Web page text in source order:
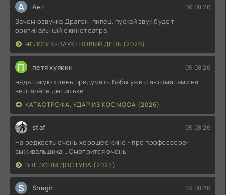
А Анг 06.08.26
Зачем озвучка Драгон, пипец, пускай звук будет
оригинальный с кинотеатра
ЧЕЛОВЕК-ПАУК: НОВЫЙ ДЕНЬ (2026)
П петя хуякин 05.08.26
нада такую хрень придумать бабы уже с автоматами на
верталёте детишьки
КАТАСТРОФА. УДАР ИЗ КОСМОСА (2026)
staf 05.08.26
На редкость очень хорошее кино - про профессора-
выживальщика... Смотрится очень
ВНЕ ЗОНЫ ДОСТУПА (2025)
S Snegir 03.08.26